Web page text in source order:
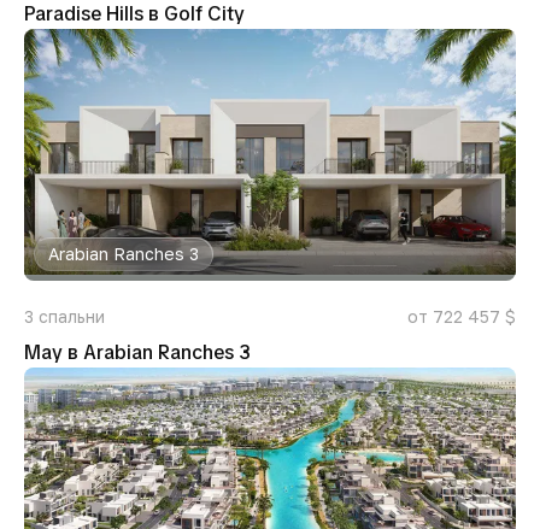
Paradise Hills в Golf City
Arabian Ranches 3
3 спальни от 722 457 $
May в Arabian Ranches 3